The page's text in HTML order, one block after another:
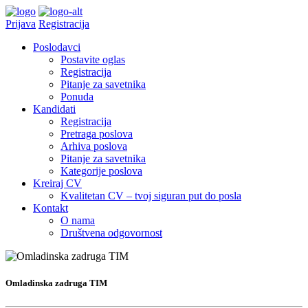
Prijava Registracija
Poslodavci
Postavite oglas
Registracija
Pitanje za savetnika
Ponuda
Kandidati
Registracija
Pretraga poslova
Arhiva poslova
Pitanje za savetnika
Kategorije poslova
Kreiraj CV
Kvalitetan CV – tvoj siguran put do posla
Kontakt
O nama
Društvena odgovornost
Omladinska zadruga TIM